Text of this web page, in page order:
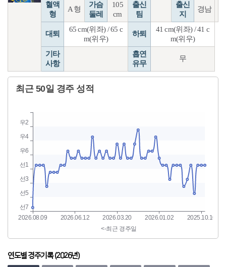
혈액
형
A 형
가슴
둘레
105
cm
출신
팀
출신
지
경남
대퇴
65 cm(위좌) / 65 c
m(위우)
하퇴
41 cm(위좌) / 41 c
m(위우)
기타
사항
흡연
유무
무
연도별 경주기록 (2026년)